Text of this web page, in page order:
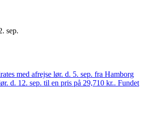
sep.
med afrejse lør. d. 5. sep. fra Hamborg
d. 12. sep. til en pris på 29,710 kr.. Fundet